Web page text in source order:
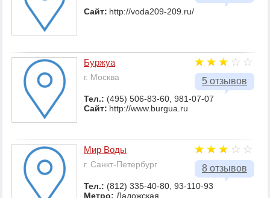
Сайт: http://voda209-209.ru/
5 отзывов
Буржуа
г. Москва
Тел.: (495) 506-83-60, 981-07-07
Сайт: http://www.burgua.ru
8 отзывов
Мир Воды
г. Санкт-Петербург
Тел.: (812) 335-40-80, 93-110-93
Метро: Ладожская